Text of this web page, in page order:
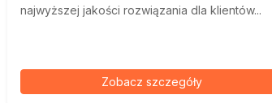
najwyższej jakości rozwiązania dla klientów...
Zobacz szczegóły